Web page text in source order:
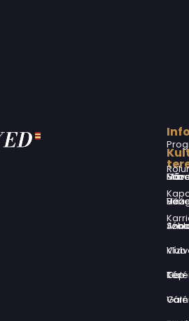
Márai Sándor Művelődési Ház
Virág Benedek Ház
Jókai Anna
Vízivárosi Klub
Tér-Kép
Várnegyed